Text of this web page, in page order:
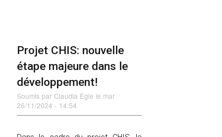
Projet CHIS: nouvelle
étape majeure dans le
développement!
Soumis par Claudia Egle le mar
26/11/2024 - 14:54